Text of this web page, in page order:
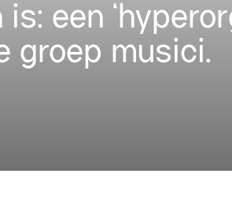
een
groep musici.